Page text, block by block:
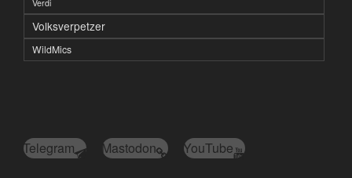
Verdi
Volksverpetzer
WildMics
Telegram Mastodon YouTube